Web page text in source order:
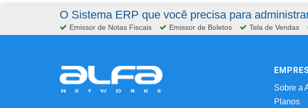
O Sistema ERP que você precisa para
Emissor de Notas Fiscais Emissor de Boletos Tela de Vendas
Sobre a
Planos